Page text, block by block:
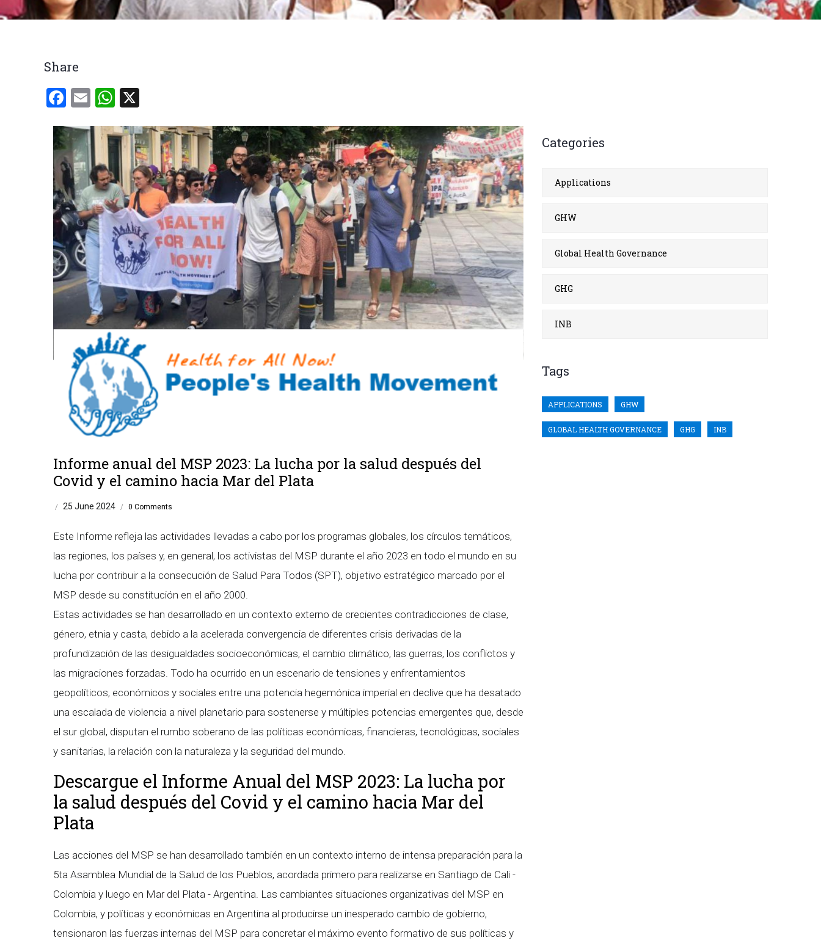
Breadcrumb
Share
Facebook
EmailWhatsApp
Informe anual del MSP 2023: La lucha por la salud después del
Covid y el camino hacia Mar del Plata
/ 25 June 2024 / 0 Comments
Este Informe refleja las actividades llevadas a cabo por los programas globales, los círculos temáticos,
las regiones, los países y, en general, los activistas del MSP durante el año 2023 en todo el mundo en su
lucha por contribuir a la consecución de Salud Para Todos (SPT), objetivo estratégico marcado por el
MSP desde su constitución en el año 2000.
Estas actividades se han desarrollado en un contexto externo de crecientes contradicciones de clase,
género, etnia y casta, debido a la acelerada convergencia de diferentes crisis derivadas de la
profundización de las desigualdades socioeconómicas, el cambio climático, las guerras, los conflictos y
las migraciones forzadas. Todo ha ocurrido en un escenario de tensiones y enfrentamientos
geopolíticos, económicos y sociales entre una potencia hegemónica imperial en declive que ha desatado
una escalada de violencia a nivel planetario para sostenerse y múltiples potencias emergentes que, desde
el sur global, disputan el rumbo soberano de las políticas económicas, financieras, tecnológicas, sociales
y sanitarias, la relación con la naturaleza y la seguridad del mundo.
Descargue el Informe Anual del MSP 2023: La lucha por
la salud después del Covid y el camino hacia Mar del
Plata
Las acciones del MSP se han desarrollado también en un contexto interno de intensa preparación para la
5ta Asamblea Mundial de la Salud de los Pueblos, acordada primero para realizarse en Santiago de Cali -
Colombia y luego en Mar del Plata - Argentina. Las cambiantes situaciones organizativas del MSP en
Colombia, y políticas y económicas en Argentina al producirse un inesperado cambio de gobierno,
tensionaron las fuerzas internas del MSP para concretar el máximo evento formativo de sus políticas y
Categories
Applications
GHW
Global Health Governance
GHG
INB
Tags
APPLICATIONS GHW
GLOBAL HEALTH GOVERNANCE GHG INB